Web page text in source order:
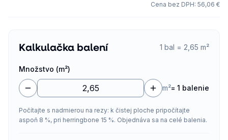
Cena bez DPH: 56,06 €
Kalkulačka balení 1 bal = 2,65 m²
Množstvo (m²)
m²= 1 balenie
Počítajte s nadmierou na rezy: k čistej ploche pripočítajte
aspoň 8 %, pri herringbone 15 %. Objednáva sa na celé balenia.